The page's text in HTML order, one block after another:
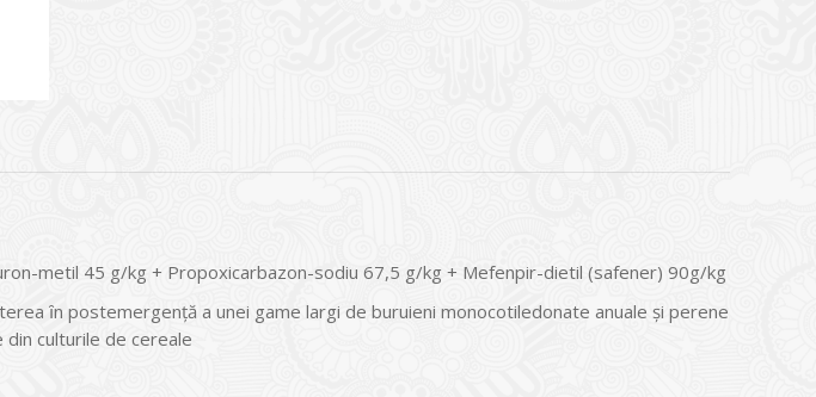
metil 45 g/kg + Propoxi­carbazon-sodiu 67,5 g/kg + Mefenpir-dietil (safener) 90g/kg
ȋn postemergenţă a unei game largi de buruieni monocotiledonate anuale şi perene
din culturile de cereale